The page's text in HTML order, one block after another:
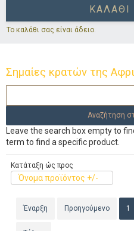
ΚΑΛΆΘΙ
Το καλάθι σας είναι άδειο.
Σημαίες κρατών της
Leave the search box empty to
term to find a specific product.
Κατάταξη ώς προς
Όνομα προϊόντος +/-
Έναρξη Προηγούμενο 1